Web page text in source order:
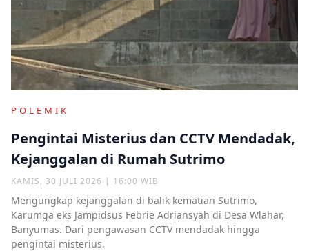
POLEMIK
Pengintai Misterius dan CCTV Mendadak,
Kejanggalan di Rumah Sutrimo
KAMIS, 30 JULI 2026 | 16:00 WIB
Mengungkap kejanggalan di balik kematian Sutrimo,
Karumga eks Jampidsus Febrie Adriansyah di Desa Wlahar,
Banyumas. Dari pengawasan CCTV mendadak hingga
pengintai misterius.